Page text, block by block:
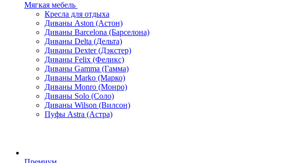
Мягкая мебель
Кресла для отдыха
Диваны Aston (Астон)
Диваны Barcelona (Барселона)
Диваны Delta (Дельта)
Диваны Dexter (Дэкстер)
Диваны Felix (Феликс)
Диваны Gamma (Гамма)
Диваны Marko (Марко)
Диваны Monro (Монро)
Диваны Solo (Соло)
Диваны Wilson (Вилсон)
Пуфы Astra (Астра)